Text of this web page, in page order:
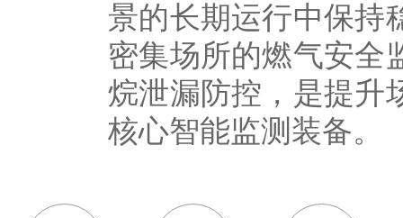
景的长期运行中保持
密集场所的燃气安全
烷泄漏防控，是提升
核心智能监测装备。